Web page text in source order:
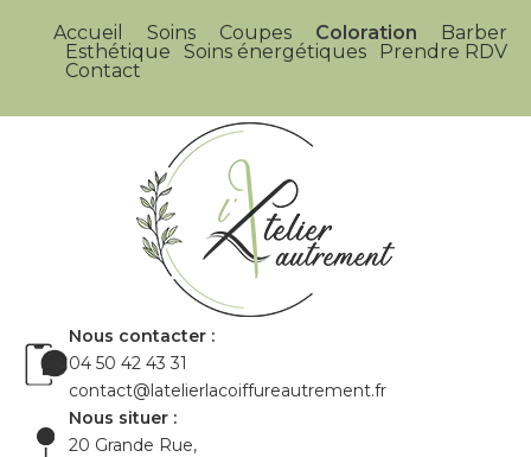
Accueil Soins Coupes Coloration
Barber
Esthétique
Soins énergétiques
Prendre RDV
Contact
Nous contacter :
04 50 42 43 31
contact@latelierlacoiffureautrement.fr
Nous situer :
20 Grande Rue,